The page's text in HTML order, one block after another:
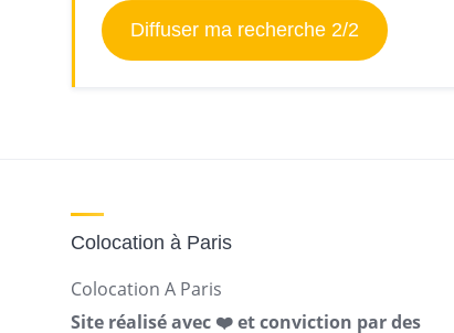
Diffuser ma recherche 2/2
Colocation à Paris
Colocation A Paris
Site réalisé avec ❤️ et conviction par des